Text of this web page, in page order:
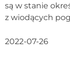
są w stanie
z wiodących
2022-07-26